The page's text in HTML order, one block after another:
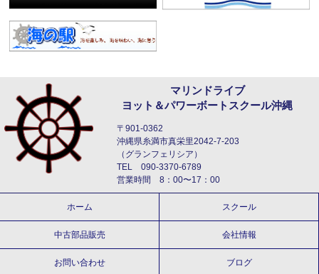
マリンドライブ
ヨット＆パワーボートスクール沖縄
〒901-0362
沖縄県糸満市真栄里2042-7-203
（グランフェリシア）
TEL 090-3370-6789
営業時間 8：00〜17：00
ホーム スクール
中古部品販売 会社情報
お問い合わせ ブログ